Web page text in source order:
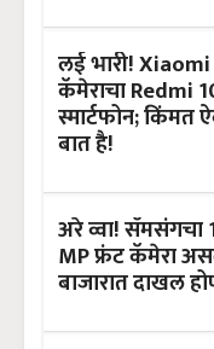
लई भारी!
कॅमेराचा Redmi
स्मार्टफोन; किंमत
बात है!
अरे व्वा! सॅमसंगचा
MP फ्रंट कॅमेरा
बाजारात दाखल